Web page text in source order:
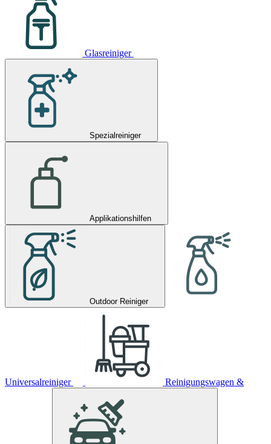
Glasreiniger
Spezialreiniger
Applikationshilfen
Outdoor Reiniger
Universalreiniger Reinigungswagen &